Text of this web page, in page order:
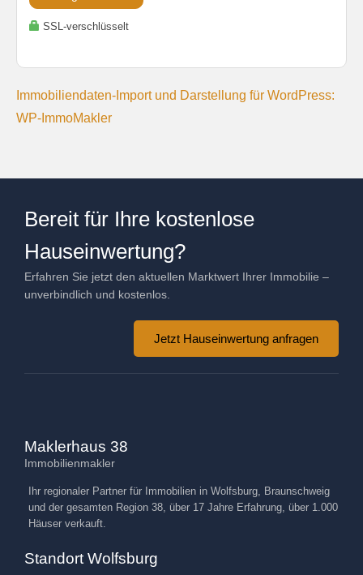
SSL-verschlüsselt
Immobiliendaten-Import und Darstellung für WordPress:
WP-ImmoMakler
Bereit für Ihre kostenlose
Hauseinwertung?
Erfahren Sie jetzt den aktuellen Marktwert Ihrer Immobilie –
unverbindlich und kostenlos.
Jetzt Hauseinwertung anfragen
Maklerhaus 38
Immobilienmakler
Ihr regionaler Partner für Immobilien in Wolfsburg, Braunschweig
und der gesamten Region 38, über 17 Jahre Erfahrung, über 1.000
Häuser verkauft.
Standort Wolfsburg